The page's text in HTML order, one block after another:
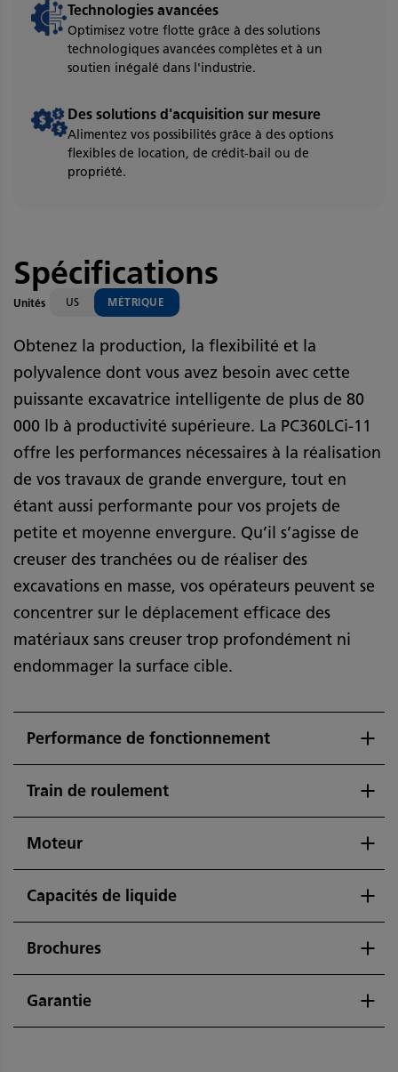
Technologies avancées
Optimisez votre flotte grâce à des solutions
technologiques avancées complètes et à un
soutien inégalé dans l'industrie.
Des solutions d'acquisition sur mesure
Alimentez vos possibilités grâce à des options
flexibles de location, de crédit-bail ou de
propriété.
Spécifications
Unités US MÉTRIQUE
Obtenez la production, la flexibilité et la
polyvalence dont vous avez besoin avec cette
puissante excavatrice intelligente de plus de 80
000 lb à productivité supérieure. La PC360LCi-11
offre les performances nécessaires à la réalisation
de vos travaux de grande envergure, tout en
étant aussi performante pour vos projets de
petite et moyenne envergure. Qu’il s’agisse de
creuser des tranchées ou de réaliser des
excavations en masse, vos opérateurs peuvent se
concentrer sur le déplacement efficace des
matériaux sans creuser trop profondément ni
endommager la surface cible.
Performance de fonctionnement
Train de roulement
Moteur
Capacités de liquide
Brochures
Garantie